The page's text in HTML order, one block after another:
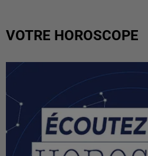
VOTRE HOROSCOPE